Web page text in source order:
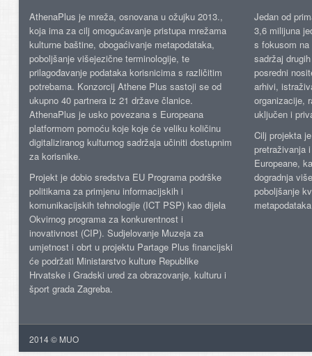
AthenaPlus je mreža, osnovana u ožujku 2013.,
koja ima za cilj omogućavanje pristupa mrežama
kulturne baštine, obogaćivanje metapodataka,
poboljšanje višejezične terminologije, te
prilagođavanje podataka korisnicima s različitim
potrebama. Konzorcij Athene Plus sastoji se od
ukupno 40 partnera iz 21 države članice.
AthenaPlus je usko povezana s Europeana
platformom pomoću koje koje će veliku količinu
digitaliziranog kulturnog sadržaja učiniti dostupnim
za korisnike.
Projekt je dobio sredstva EU Programa podrške
politikama za primjenu informacijskih i
komunikacijskih tehnologije (ICT PSP) kao dijela
Okvirnog programa za konkurentnost i
inovativnost (CIP). Sudjelovanje Muzeja za
umjetnost i obrt u projektu Partage Plus financijski
će podržati Ministarstvo kulture Republike
Hrvatske i Gradski ured za obrazovanje, kulturu i
šport grada Zagreba.
Jedan od
3,6 milijuna
s fokusom
sadržaj
posredni
arhivi,
organizacije,
uključen i
Cilj projekta
pretraživanja
Europeane,
dogradnja
poboljšanje
2014 © MUO